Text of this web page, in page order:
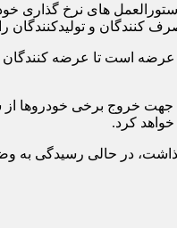
های نرخ گذاری
و تولیدکنندگان را
است تا عرضه کنندگان
در حالی رسیدگی